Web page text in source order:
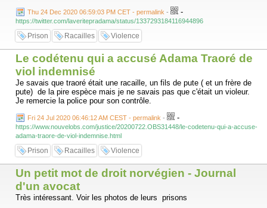
Thu 24 Dec 2020 06:59:03 PM CET - permalink - -
https://twitter.com/laveritepradama/status/1337293184116944896
Prison Racailles Violence
Le codétenu qui a accusé Adama Traoré de
viol indemnisé
Je savais que traoré était une racaille, un fils de pute ( et un frère de
pute) de la pire espèce mais je ne savais pas que c'était un violeur.
Je remercie la police pour son contrôle.
Fri 24 Jul 2020 06:46:12 AM CEST - permalink - -
https://www.nouvelobs.com/justice/20200722.OBS31448/le-codetenu-qui-a-accuse-
adama-traore-de-viol-indemnise.html
Prison Racailles Violence
Un petit mot de droit norvégien - Journal
d'un avocat
Très intéressant. Voir les photos de leurs prisons